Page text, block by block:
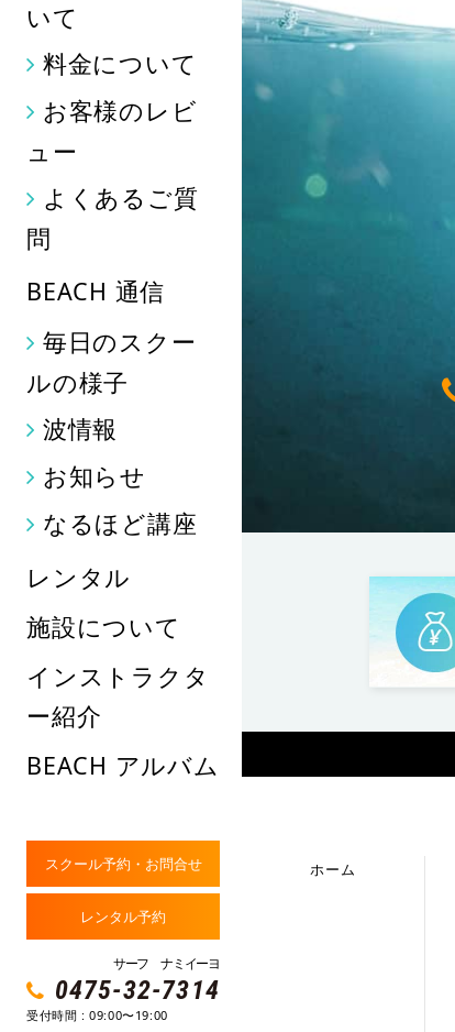
いて
料金について
お客様のレビ
ュー
よくあるご質
問
BEACH 通信
毎日のスクー
ルの様子
波情報
お知らせ
なるほど講座
レンタル
施設について
インストラクタ
ー紹介
BEACH アルバム
スクール予約・お問合せ
レンタル予約
サーフ ナミイーヨ
0475-32-7314
受付時間 : 09:00〜19:00
ホーム